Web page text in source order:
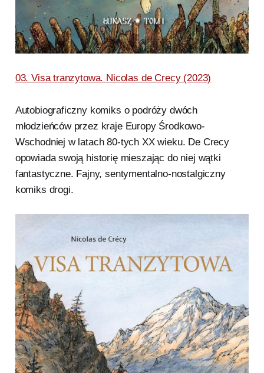
03. Visa tranzytowa. Nicolas de Crecy (2023)
Autobiograficzny komiks o podróży dwóch
młodzieńców przez kraje Europy Środkowo-
Wschodniej w latach 80-tych XX wieku. De Crecy
opowiada swoją historię mieszając do niej wątki
fantastyczne. Fajny, sentymentalno-nostalgiczny
komiks drogi.